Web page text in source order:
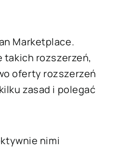
Marketplace.
takich rozszerzeń,
oferty rozszerzeń
zasad i polegać
nimi